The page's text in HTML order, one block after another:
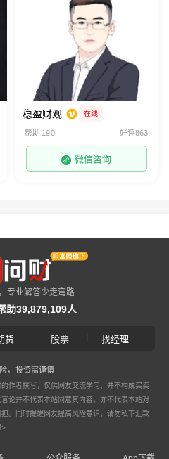
稳盈财观 在线
帮助 190 好评863
微信咨询
专业解答少走弯路
助39,879,109人
货 股票 找经理
，投资需谨慎
作者撰写，仅供网友交流学习，并不构成买卖
论并不代表本站同意其内容，亦不代表本站对
。同时提醒网友提高风险意识，请勿私下汇款
>